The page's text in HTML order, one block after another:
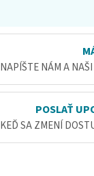
NAPÍŠTE NÁM A
POSLAŤ
KEĎ SA ZMENÍ